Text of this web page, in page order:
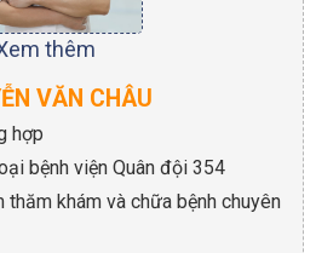
thêm
VĂN CHÂU
hợp
bệnh viện Quân đội 354
thăm khám và chữa bệnh chuyên